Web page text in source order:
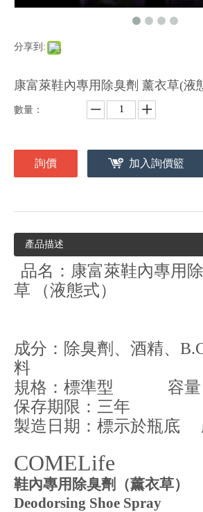
分享到:
康富萊鞋內專用除臭劑 薰衣草(液
數量：
詢價 加入詢價籃
產品描述
品名：康富萊鞋內專用
草
（液態式）
成分：除臭劑、酒精、
料
規格：標準型
容量
保存期限：三年
製造日期：標示於瓶底
COMELife
鞋內專用除臭劑（薰衣草）
Deodorsing Shoe Spray